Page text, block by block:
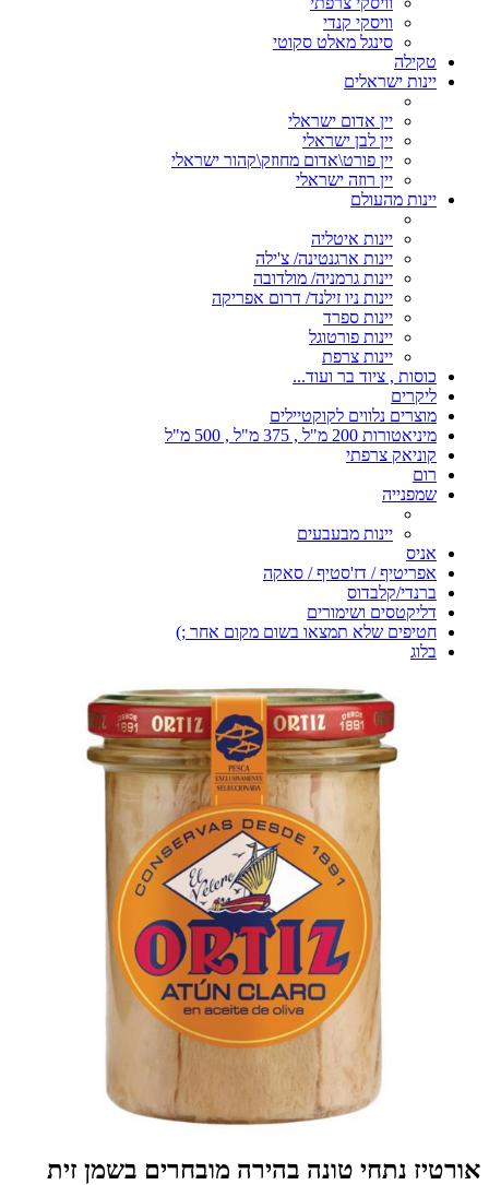
וויסקי קנדי
סינגל מאלט סקוטי
טקילה
יינות ישראלים
יין אדום ישראלי
יין לבן ישראלי
יין פורט\אדום מחוזק\קהור ישראלי
יין רוזה ישראלי
יינות מהעולם
יינות איטליה
יינות ארגנטינה/ צ'ילה
יינות גרמניה/ מולדובה
יינות ניו זילנד/ דרום אפריקה
יינות ספרד
יינות פורטוגל
יינות צרפת
כוסות , ציוד בר ועוד...
ליקרים
מוצרים נלווים לקוקטיילים
מיניאטורות 200 מ"ל , 375 מ"ל , 500 מ"ל
קוניאק צרפתי
רום
שמפנייה
יינות מבעבעים
אניס
אפריטיף / דז'סטיף / סאקה
ברנדי/קלבדוס
דליקטסים ושימורים
חטיפים שלא תמצאו בשום מקום אחר ;)
בלוג
אורטיז נתחי טונה בהירה מובחרים בשמן זית